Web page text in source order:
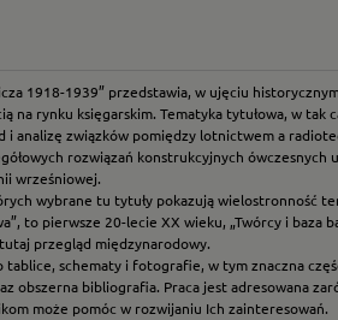
1918-1939” przedstawia, w ujęciu
na rynku księgarskim. Tematyka tytułowa, w
analizę związków pomiędzy lotnictwem a
rozwiązań konstrukcyjnych
wrześniowej.
wybrane tu tytuły pokazują wielostronność
to pierwsze 20-lecie XX wieku, „Twórcy i
przegląd międzynarodowy.
tablice, schematy i fotografie, w tym znaczna
obszerna bibliografia. Praca jest adresowana
może pomóc w rozwijaniu Ich zainteresowań.